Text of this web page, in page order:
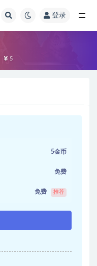
登录
5
5金币
免费
免费 推荐